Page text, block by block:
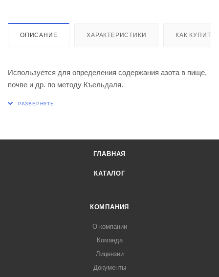
ОПИСАНИЕ ХАРАКТЕРИСТИКИ КАК КУПИТЬ
Используется для определения содержания азота в пище,
почве и др. по методу Къельдаля.
ГЛАВНАЯ
КАТАЛОГ
КОМПАНИЯ
О компании
Команда
Лицензии
Документы